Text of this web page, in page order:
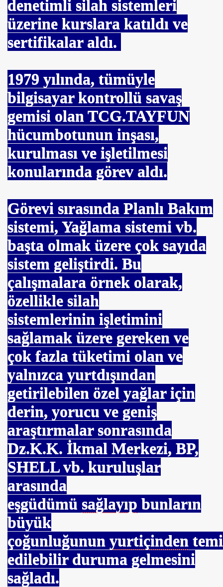
denetimli silah sistemleri
üzerine kurslara katıldı ve
sertifikalar aldı.
1979 yılında, tümüyle
bilgisayar kontrollü savaş
gemisi olan TCG.TAYFUN
hücumbotunun inşası,
kurulması ve işletilmesi
konularında görev aldı.
Görevi sırasında Planlı Bakım
sistemi, Yağlama sistemi vb.
başta olmak üzere çok sayıda
sistem geliştirdi. Bu
çalışmalara örnek olarak,
özellikle silah
sistemlerinin işletimini
sağlamak üzere gereken ve
çok fazla tüketimi olan ve
yalnızca yurtdışından
getirilebilen özel yağlar için
derin, yorucu ve geniş
araştırmalar sonrasında
Dz.K.K. İkmal Merkezi, BP,
SHELL vb. kuruluşlar
arasında
eşgüdümü sağlayıp bunların
büyük
çoğunluğunun yurtiçinden
edilebilir duruma gelmesini
sağladı.